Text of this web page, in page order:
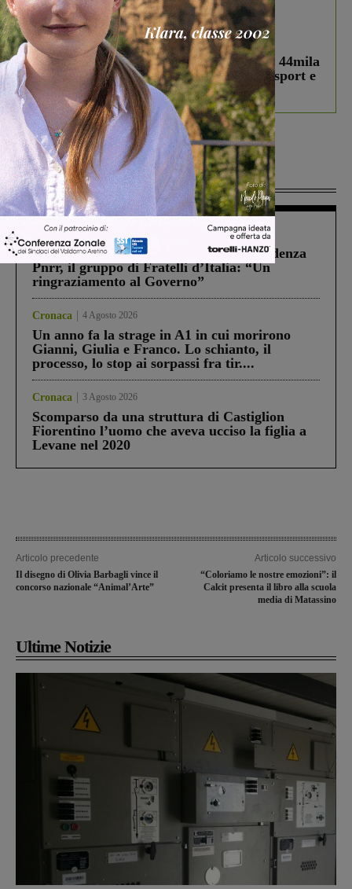
In vetrina 3 Agosto 2026
Estra Notizie agosto: Smart Cities, oltre 44mila
studenti coinvolti, torna il bando per lo sport e
debutta il podcast Estrair
Più lette
Figline Incisa Valdarno 1 Agosto 2026
Piscina di Figline finanziata oltre la scadenza
Pnrr, il gruppo di Fratelli d’Italia: “Un
ringraziamento al Governo”
Cronaca 4 Agosto 2026
Un anno fa la strage in A1 in cui morirono
Gianni, Giulia e Franco. Lo schianto, il
processo, lo stop ai sorpassi fra tir....
Cronaca 3 Agosto 2026
Scomparso da una struttura di Castiglion
Fiorentino l’uomo che aveva ucciso la figlia a
Levane nel 2020
Articolo precedente
Il disegno di Olivia Barbagli vince il
concorso nazionale “Animal’Arte”
Articolo successivo
“Coloriamo le nostre emozioni”: il
Calcit presenta il libro alla scuola
media di Matassino
Ultime Notizie